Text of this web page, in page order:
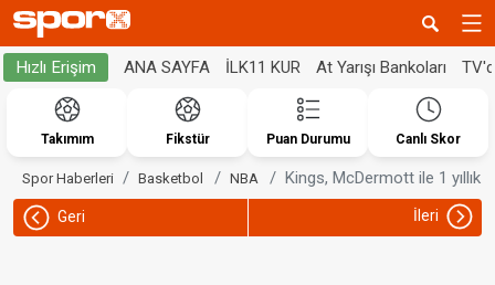
Hızlı Erişim ANA SAYFA İLK11 KUR At Yarışı Bankoları
Takımım Fikstür Puan Durumu Canlı Skor
Spor Haberleri Basketbol NBA Kings, McDermott ile 1 yıllık
Geri İleri